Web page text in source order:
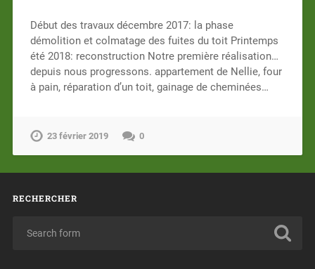
Début des travaux décembre 2017: la phase
démolition et colmatage des fuites du toit Printemps
été 2018: reconstruction Notre première réalisation…
depuis nous progressons. appartement de Nellie, four
à pain, réparation d’un toit, gainage de cheminées…
23 février 2019 0
RECHERCHER